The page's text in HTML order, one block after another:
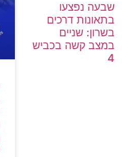
שבעה נפצעו
בתאונות דרכים
בשרון: שניים
במצב קשה בכביש
4